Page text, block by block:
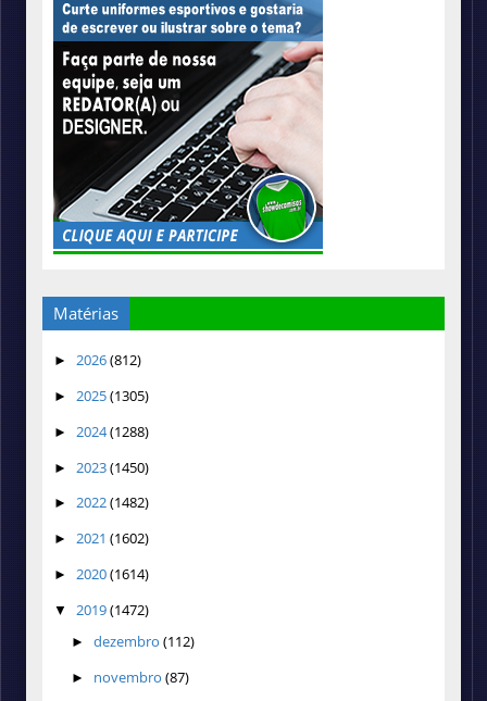
Matérias
► 2026(812)
► 2025(1305)
► 2024(1288)
► 2023(1450)
► 2022(1482)
► 2021 (1602)
► 2020(1614)
▼ 2019(1472)
► dezembro (112)
► novembro (87)